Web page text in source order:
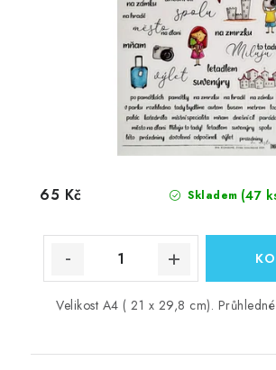
Skladem (47
65 Kč
Velikost A4 ( 21 x 29,8 cm). Průhledné